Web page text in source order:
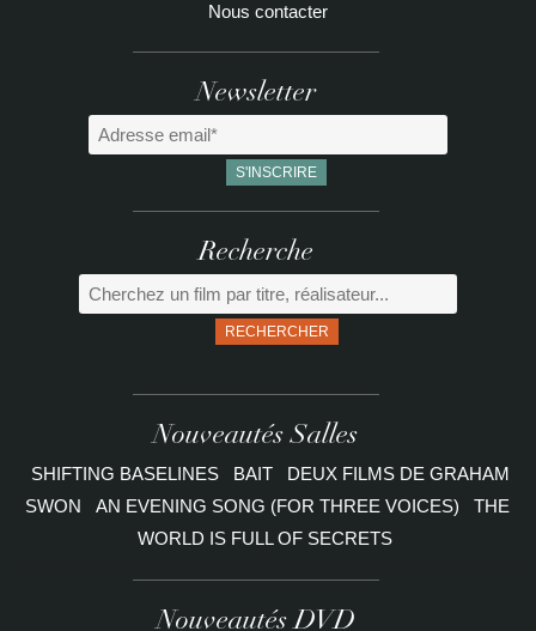
Nous contacter
Newsletter
Recherche
RECHERCHER
Nouveautés Salles
SHIFTING BASELINES BAIT
DEUX FILMS DE GRAHAM
SWON
AN EVENING SONG (FOR THREE VOICES)
THE
WORLD IS FULL OF SECRETS
Nouveautés DVD